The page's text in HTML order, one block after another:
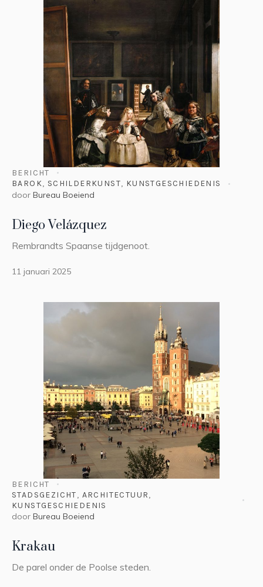
BERICHT
BAROK, SCHILDERKUNST, KUNSTGESCHIEDENIS
door Bureau Boeiend
Diego Velázquez
Rembrandts Spaanse tijdgenoot.
11 januari 2025
BERICHT
STADSGEZICHT, ARCHITECTUUR,
KUNSTGESCHIEDENIS
door Bureau Boeiend
Krakau
De parel onder de Poolse steden.